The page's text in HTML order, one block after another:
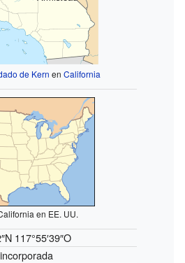
de Kern en California
en EE. UU.
117°55′39″O